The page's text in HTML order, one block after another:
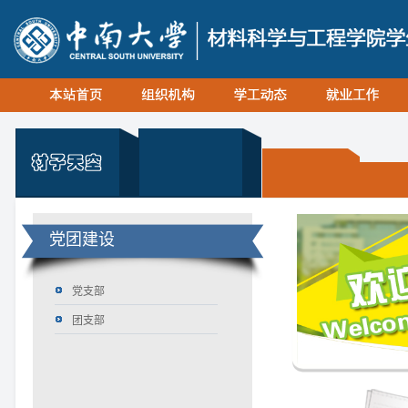
党团建设
党支部
团支部